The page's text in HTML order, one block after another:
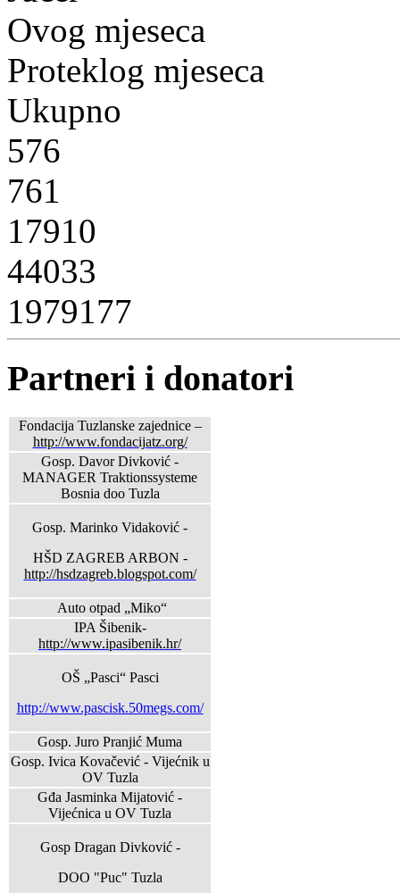
Ovog mjeseca
Proteklog mjeseca
Ukupno
576
761
17910
44033
1979177
Partneri i donatori
Fondacija Tuzlanske zajednice –
http://www.fondacijatz.org/
Gosp. Davor Divković -
MANAGER Traktionssysteme
Bosnia doo Tuzla
Gosp. Marinko Vidaković -
HŠD ZAGREB ARBON -
http://hsdzagreb.blogspot.com/
Auto otpad „Miko“
IPA Šibenik-
http://www.ipasibenik.hr/
OŠ „Pasci“ Pasci
http://www.pascisk.50megs.com/
Gosp. Juro Pranjić Muma
Gosp. Ivica Kovačević - Vijećnik u
OV Tuzla
Gđa Jasminka Mijatović -
Vijećnica u OV Tuzla
Gosp Dragan Divković -
DOO "Puc" Tuzla